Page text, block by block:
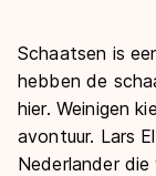
Schaatsen is
hebben de
hier. Weinigen
avontuur. Lars
Nederlander